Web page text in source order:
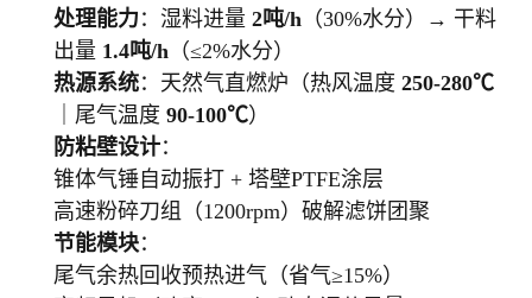
处理能力 ：湿料进量 2吨/h （30%水分）→ 干料
出量 1.4吨/h （≤2%水分）
热源系统：天然气直燃炉（热风温度 250-280℃
｜尾气温度 90-100℃）
防粘壁设计：
锥体气锤自动振打 + 塔壁PTFE涂层
高速粉碎刀组（1200rpm）破解滤饼团聚
节能模块：
尾气余热回收预热进气（省气≥15%）